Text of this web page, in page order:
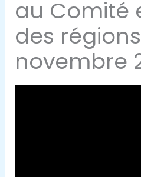
au Comité
des
novembre